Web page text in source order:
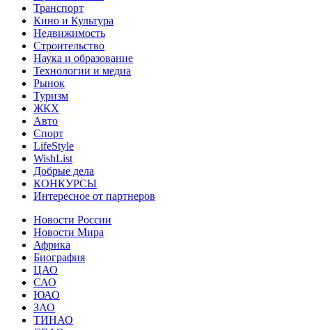
Транспорт
Кино и Культура
Недвижимость
Строительство
Наука и образование
Технологии и медиа
Рынок
Туризм
ЖКХ
Авто
Спорт
LifeStyle
WishList
Добрые дела
КОНКУРСЫ
Интересное от партнеров
Новости России
Новости Мира
Африка
Биография
ЦАО
САО
ЮАО
ЗАО
ТИНАО